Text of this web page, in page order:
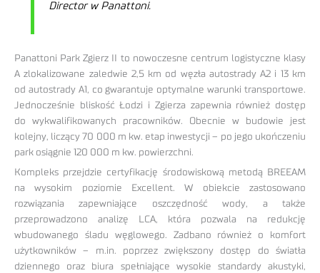
Director w Panattoni.
Panattoni Park Zgierz II to nowoczesne centrum logistyczne klasy
A zlokalizowane zaledwie 2,5 km od węzła autostrady A2 i 13 km
od autostrady A1, co gwarantuje optymalne warunki transportowe.
Jednocześnie bliskość Łodzi i Zgierza zapewnia również dostęp
do wykwalifikowanych pracowników. Obecnie w budowie jest
kolejny, liczący 70 000 m kw. etap inwestycji – po jego ukończeniu
park osiągnie 120 000 m kw. powierzchni.
Kompleks przejdzie certyfikację środowiskową metodą BREEAM
na wysokim poziomie Excellent. W obiekcie zastosowano
rozwiązania zapewniające oszczędność wody, a także
przeprowadzono analizę LCA, która pozwala na redukcję
wbudowanego śladu węglowego. Zadbano również o komfort
użytkowników – m.in. poprzez zwiększony dostęp do światła
dziennego oraz biura spełniające wysokie standardy akustyki,